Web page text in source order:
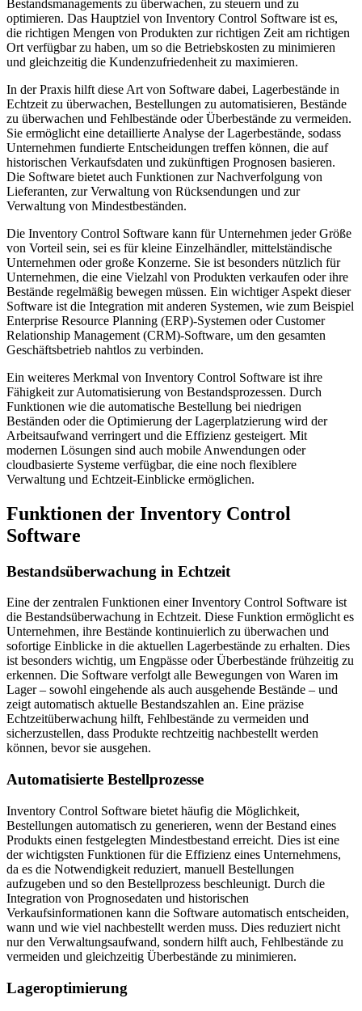
Bestandsmanagements zu überwachen, zu steuern und zu
optimieren. Das Hauptziel von Inventory Control Software ist es,
die richtigen Mengen von Produkten zur richtigen Zeit am richtigen
Ort verfügbar zu haben, um so die Betriebskosten zu minimieren
und gleichzeitig die Kundenzufriedenheit zu maximieren.
In der Praxis hilft diese Art von Software dabei, Lagerbestände in
Echtzeit zu überwachen, Bestellungen zu automatisieren, Bestände
zu überwachen und Fehlbestände oder Überbestände zu vermeiden.
Sie ermöglicht eine detaillierte Analyse der Lagerbestände, sodass
Unternehmen fundierte Entscheidungen treffen können, die auf
historischen Verkaufsdaten und zukünftigen Prognosen basieren.
Die Software bietet auch Funktionen zur Nachverfolgung von
Lieferanten, zur Verwaltung von Rücksendungen und zur
Verwaltung von Mindestbeständen.
Die Inventory Control Software kann für Unternehmen jeder Größe
von Vorteil sein, sei es für kleine Einzelhändler, mittelständische
Unternehmen oder große Konzerne. Sie ist besonders nützlich für
Unternehmen, die eine Vielzahl von Produkten verkaufen oder ihre
Bestände regelmäßig bewegen müssen. Ein wichtiger Aspekt dieser
Software ist die Integration mit anderen Systemen, wie zum Beispiel
Enterprise Resource Planning (ERP)-Systemen oder Customer
Relationship Management (CRM)-Software, um den gesamten
Geschäftsbetrieb nahtlos zu verbinden.
Ein weiteres Merkmal von Inventory Control Software ist ihre
Fähigkeit zur Automatisierung von Bestandsprozessen. Durch
Funktionen wie die automatische Bestellung bei niedrigen
Beständen oder die Optimierung der Lagerplatzierung wird der
Arbeitsaufwand verringert und die Effizienz gesteigert. Mit
modernen Lösungen sind auch mobile Anwendungen oder
cloudbasierte Systeme verfügbar, die eine noch flexiblere
Verwaltung und Echtzeit-Einblicke ermöglichen.
Funktionen der Inventory Control
Software
Bestandsüberwachung in Echtzeit
Eine der zentralen Funktionen einer Inventory Control Software ist
die Bestandsüberwachung in Echtzeit. Diese Funktion ermöglicht es
Unternehmen, ihre Bestände kontinuierlich zu überwachen und
sofortige Einblicke in die aktuellen Lagerbestände zu erhalten. Dies
ist besonders wichtig, um Engpässe oder Überbestände frühzeitig zu
erkennen. Die Software verfolgt alle Bewegungen von Waren im
Lager – sowohl eingehende als auch ausgehende Bestände – und
zeigt automatisch aktuelle Bestandszahlen an. Eine präzise
Echtzeitüberwachung hilft, Fehlbestände zu vermeiden und
sicherzustellen, dass Produkte rechtzeitig nachbestellt werden
können, bevor sie ausgehen.
Automatisierte Bestellprozesse
Inventory Control Software bietet häufig die Möglichkeit,
Bestellungen automatisch zu generieren, wenn der Bestand eines
Produkts einen festgelegten Mindestbestand erreicht. Dies ist eine
der wichtigsten Funktionen für die Effizienz eines Unternehmens,
da es die Notwendigkeit reduziert, manuell Bestellungen
aufzugeben und so den Bestellprozess beschleunigt. Durch die
Integration von Prognosedaten und historischen
Verkaufsinformationen kann die Software automatisch entscheiden,
wann und wie viel nachbestellt werden muss. Dies reduziert nicht
nur den Verwaltungsaufwand, sondern hilft auch, Fehlbestände zu
vermeiden und gleichzeitig Überbestände zu minimieren.
Lageroptimierung